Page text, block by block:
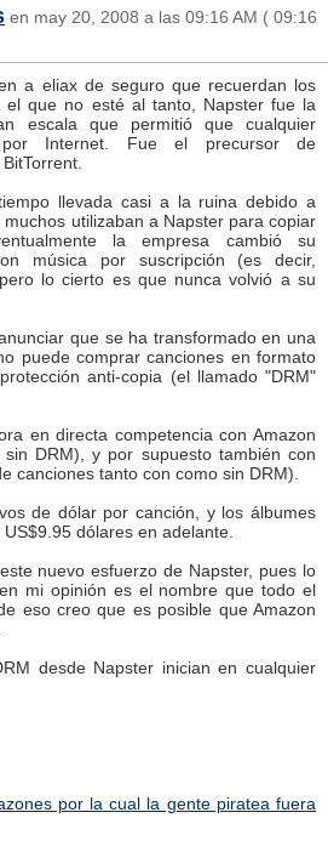
en may 20, 2008 a las 09:16 AM ( 09:16
a eliax de seguro que recuerdan los
el que no esté al tanto, Napster fue la
escala que permitió que cualquier
por Internet. Fue el precursor de
llevada casi a la ruina debido a
utilizaban a Napster para copiar
la empresa cambió su
música por suscripción (es decir,
lo cierto es que nunca volvió a su
que se ha transformado en una
puede comprar canciones en formato
anti-copia (el llamado "DRM"
en directa competencia con Amazon
DRM), y por supuesto también con
canciones tanto con como sin DRM).
de dólar por canción, y los álbumes
dólares en adelante.
nuevo esfuerzo de Napster, pues lo
mi opinión es el nombre que todo el
eso creo que es posible que Amazon
desde Napster inician en cualquier
por la cual la gente piratea fuera